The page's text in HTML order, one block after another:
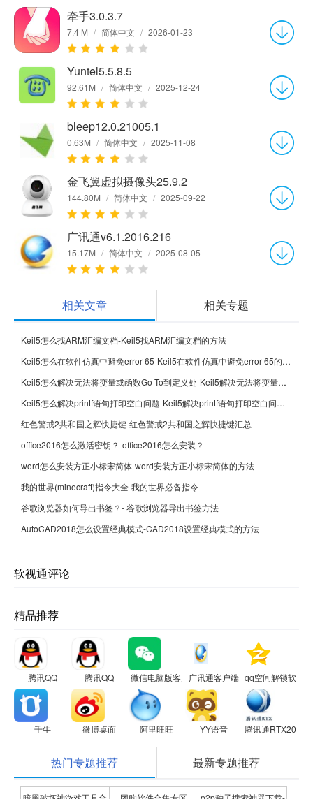
牵手3.0.3.7
7.4 M / 简体中文 / 2026-01-23
Yuntel5.5.8.5
92.61M / 简体中文 / 2025-12-24
bleep12.0.21005.1
0.63M / 简体中文 / 2025-11-08
金飞翼虚拟摄像头25.9.2
144.80M / 简体中文 / 2025-09-22
广讯通v6.1.2016.216
15.17M / 简体中文 / 2025-08-05
相关文章 相关专题
Keil5怎么找ARM汇编文档-Keil5找ARM汇编文档的方法
Keil5怎么在软件仿真中避免error 65-Keil5在软件仿真中避免error 65的方法
Keil5怎么解决无法将变量或函数Go To到定义处-Keil5解决无法将变量或函数Go To到定义处的方法
Keil5怎么解决printf语句打印空白问题-Keil5解决printf语句打印空白问题的方法
红色警戒2共和国之辉快捷键-红色警戒2共和国之辉快捷键汇总
office2016怎么激活密钥？-office2016怎么安装？
word怎么安装方正小标宋简体-word安装方正小标宋简体的方法
我的世界(minecraft)指令大全-我的世界必备指令
谷歌浏览器如何导出书签？- 谷歌浏览器导出书签方法
AutoCAD2018怎么设置经典模式-CAD2018设置经典模式的方法
软视通评论
精品推荐
腾讯QQ 腾讯QQ 微信电脑版客户端广讯通客户端 qq空间解锁软件
千牛 微博桌面 阿里旺旺 YY语音 腾讯通RTX2013
热门专题推荐 最新专题推荐